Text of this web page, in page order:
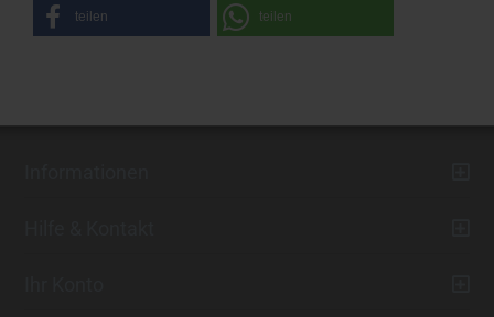
teilen teilen